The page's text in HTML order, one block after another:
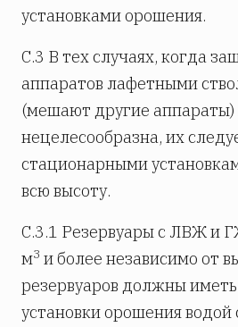
установками орошения.
С.3 В тех случаях, когда
аппаратов лафетными
(мешают другие
нецелесообразна, их
стационарными
всю высоту.
С.3.1 Резервуары с ЛВЖ и
м3 и более независимо от
резервуаров должны
установки орошения